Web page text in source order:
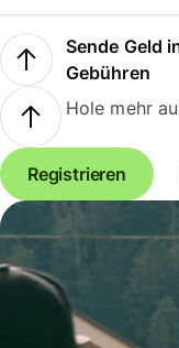
Sende Geld
Gebühren
Hole mehr
Registrieren